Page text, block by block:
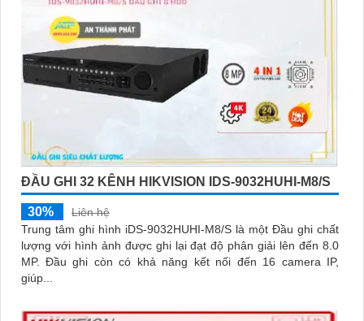
ĐẦU GHI 32 KÊNH HIKVISION IDS-9032HUHI-M8/S
30%
Liên hệ
Trung tâm ghi hình iDS-9032HUHI-M8/S là một Đầu ghi chất
lượng với hình ảnh được ghi lại đạt độ phân giải lên đến 8.0
MP. Đầu ghi còn có khả năng kết nối đến 16 camera IP,
giúp...